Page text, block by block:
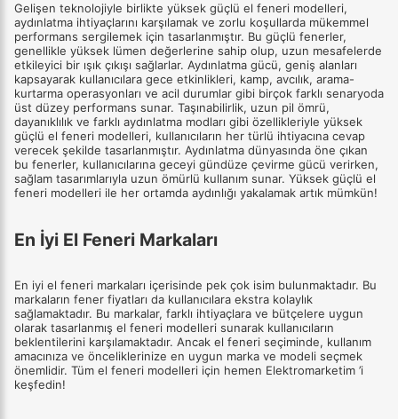
Gelişen teknolojiyle birlikte yüksek güçlü el feneri modelleri,
aydınlatma ihtiyaçlarını karşılamak ve zorlu koşullarda mükemmel
performans sergilemek için tasarlanmıştır. Bu güçlü fenerler,
genellikle yüksek lümen değerlerine sahip olup, uzun mesafelerde
etkileyici bir ışık çıkışı sağlarlar. Aydınlatma gücü, geniş alanları
kapsayarak kullanıcılara gece etkinlikleri, kamp, avcılık, arama-
kurtarma operasyonları ve acil durumlar gibi birçok farklı senaryoda
üst düzey performans sunar. Taşınabilirlik, uzun pil ömrü,
dayanıklılık ve farklı aydınlatma modları gibi özellikleriyle yüksek
güçlü el feneri modelleri, kullanıcıların her türlü ihtiyacına cevap
verecek şekilde tasarlanmıştır. Aydınlatma dünyasında öne çıkan
bu fenerler, kullanıcılarına geceyi gündüze çevirme gücü verirken,
sağlam tasarımlarıyla uzun ömürlü kullanım sunar. Yüksek güçlü el
feneri modelleri ile her ortamda aydınlığı yakalamak artık mümkün!
En İyi El Feneri Markaları
En iyi el feneri markaları içerisinde pek çok isim bulunmaktadır. Bu
markaların fener fiyatları da kullanıcılara ekstra kolaylık
sağlamaktadır. Bu markalar, farklı ihtiyaçlara ve bütçelere uygun
olarak tasarlanmış el feneri modelleri sunarak kullanıcıların
beklentilerini karşılamaktadır. Ancak el feneri seçiminde, kullanım
amacınıza ve önceliklerinize en uygun marka ve modeli seçmek
önemlidir. Tüm el feneri modelleri için hemen Elektromarketim ’i
keşfedin!